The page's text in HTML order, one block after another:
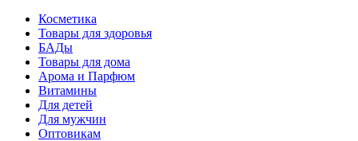
Косметика
Товары для здоровья
БАДы
Товары для дома
Арома и Парфюм
Витамины
Для детей
Для мужчин
Оптовикам